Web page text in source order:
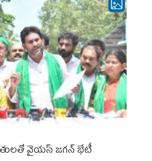
వైయస్ జగన్ భేటీ